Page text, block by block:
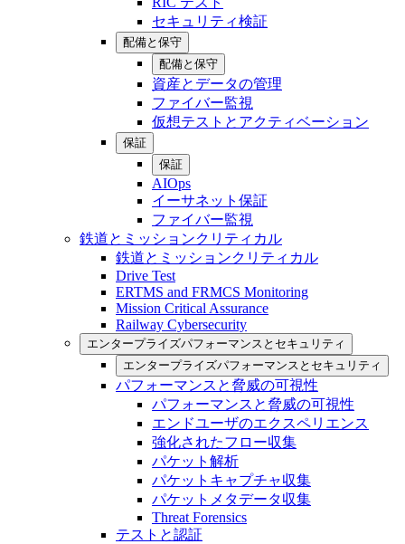
セキュリティ検証
配備と保守
配備と保守
資産とデータの管理
ファイバー監視
仮想テストとアクティベーション
保証
保証
AIOps
イーサネット保証
ファイバー監視
鉄道とミッションクリティカル
鉄道とミッションクリティカル
Drive Test
ERTMS and FRMCS Monitoring
Mission Critical Assurance
Railway Cybersecurity
エンタープライズパフォーマンスとセキュリティ
エンタープライズパフォーマンスとセキュリティ
パフォーマンスと脅威の可視性
パフォーマンスと脅威の可視性
エンドユーザのエクスペリエンス
強化されたフロー収集
パケット解析
パケットキャプチャ収集
パケットメタデータ収集
Threat Forensics
テストと認証